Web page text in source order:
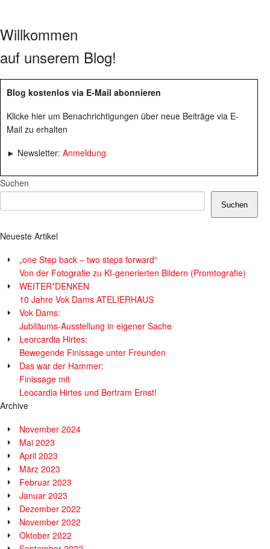
Willkommen
auf unserem Blog!
Blog kostenlos via E-Mail abonnieren
Klicke hier um Benachrichtigungen über neue Beiträge via E-
Mail zu erhalten
► Newsletter: Anmeldung
Suchen
Suchen
Neueste Artikel
„one Step back – two steps forward“
Von der Fotografie zu KI-generierten Bildern (Promtografie)
WEITER*DENKEN
10 Jahre Vok Dams ATELIERHAUS
Vok Dams:
Jubiläums-Ausstellung in eigener Sache
Leorcardia Hirtes:
Bewegende Finissage unter Freunden
Das war der Hammer:
Finissage mit
Leocardia Hirtes und Bertram Ernst!
Archive
November 2024
Mai 2023
April 2023
März 2023
Februar 2023
Januar 2023
Dezember 2022
November 2022
Oktober 2022